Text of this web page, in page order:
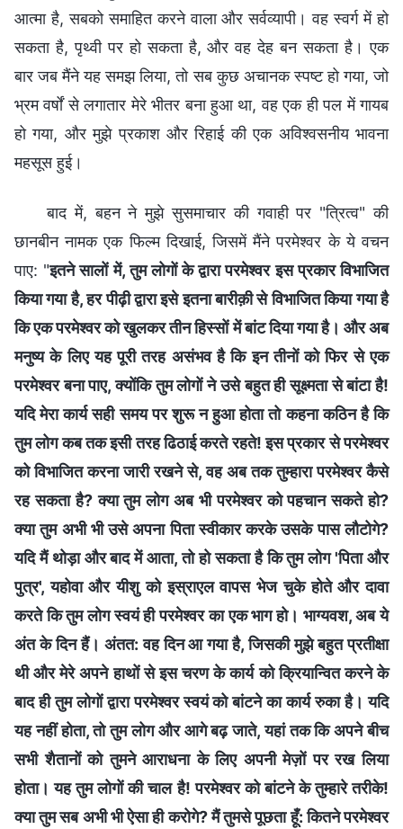
आत्मा है, सबको समाहित करने वाला और सर्वव्यापी। वह स्वर्ग में हो
सकता है, पृथ्वी पर हो सकता है, और वह देह बन सकता है। एक
बार जब मैंने यह समझ लिया, तो सब कुछ अचानक स्पष्ट हो गया, जो
भ्रम वर्षों से लगातार मेरे भीतर बना हुआ था, वह एक ही पल में गायब
हो गया, और मुझे प्रकाश और रिहाई की एक अविश्वसनीय भावना
महसूस हुई।
बाद में, बहन ने मुझे सुसमाचार की गवाही पर "त्रित्व" की
छानबीन नामक एक फिल्म दिखाई, जिसमें मैंने परमेश्वर के ये वचन
पाए: "इतने सालों में, तुम लोगों के द्वारा परमेश्वर इस प्रकार विभाजित
किया गया है, हर पीढ़ी द्वारा इसे इतना बारीक़ी से विभाजित किया गया है
कि एक परमेश्वर को खुलकर तीन हिस्सों में बांट दिया गया है। और अब
मनुष्य के लिए यह पूरी तरह असंभव है कि इन तीनों को फिर से एक
परमेश्वर बना पाए, क्योंकि तुम लोगों ने उसे बहुत ही सूक्ष्मता से बांटा है!
यदि मेरा कार्य सही समय पर शुरू न हुआ होता तो कहना कठिन है कि
तुम लोग कब तक इसी तरह ढिठाई करते रहते! इस प्रकार से परमेश्वर
को विभाजित करना जारी रखने से, वह अब तक तुम्हारा परमेश्वर कैसे
रह सकता है? क्या तुम लोग अब भी परमेश्वर को पहचान सकते हो?
क्या तुम अभी भी उसे अपना पिता स्वीकार करके उसके पास लौटोगे?
यदि मैं थोड़ा और बाद में आता, तो हो सकता है कि तुम लोग 'पिता और
पुत्र', यहोवा और यीशु को इस्राएल वापस भेज चुके होते और दावा
करते कि तुम लोग स्वयं ही परमेश्वर का एक भाग हो। भाग्यवश, अब ये
अंत के दिन हैं। अंतत: वह दिन आ गया है, जिसकी मुझे बहुत प्रतीक्षा
थी और मेरे अपने हाथों से इस चरण के कार्य को क्रियान्वित करने के
बाद ही तुम लोगों द्वारा परमेश्वर स्वयं को बांटने का कार्य रुका है। यदि
यह नहीं होता, तो तुम लोग और आगे बढ़ जाते, यहां तक कि अपने बीच
सभी शैतानों को तुमने आराधना के लिए अपनी मेज़ों पर रख लिया
होता। यह तुम लोगों की चाल है! परमेश्वर को बांटने के तुम्हारे तरीके!
क्या तुम सब अभी भी ऐसा ही करोगे? मैं तुमसे पूछता हूँ: कितने परमेश्वर